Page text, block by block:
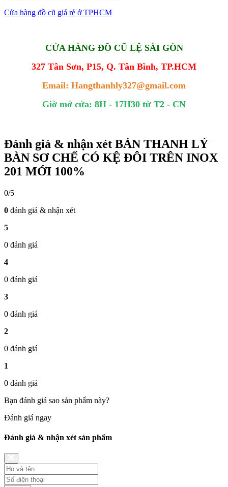
Cửa hàng đồ cũ giá rẻ ở TPHCM
CỬA HÀNG ĐỒ CŨ LỆ SÀI GÒN
327 Tân Sơn, P15, Q. Tân Bình, TP.HCM
Email: Hangthanhly327@gmail.com
Giờ mở cửa: 8H - 17H30 từ T2 - CN
Đánh giá & nhận xét BÁN THANH LÝ
BÀN SƠ CHẾ CÓ KỆ ĐÔI TRÊN INOX
201 MỚI 100%
0/5
0 đánh giá & nhận xét
5
0 đánh giá
4
0 đánh giá
3
0 đánh giá
2
0 đánh giá
1
0 đánh giá
Bạn đánh giá sao sản phẩm này?
Đánh giá ngay
Đánh giá & nhận xét sản phẩm